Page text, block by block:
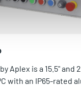
Aplex is a 15.5" and
with an IP65-rated